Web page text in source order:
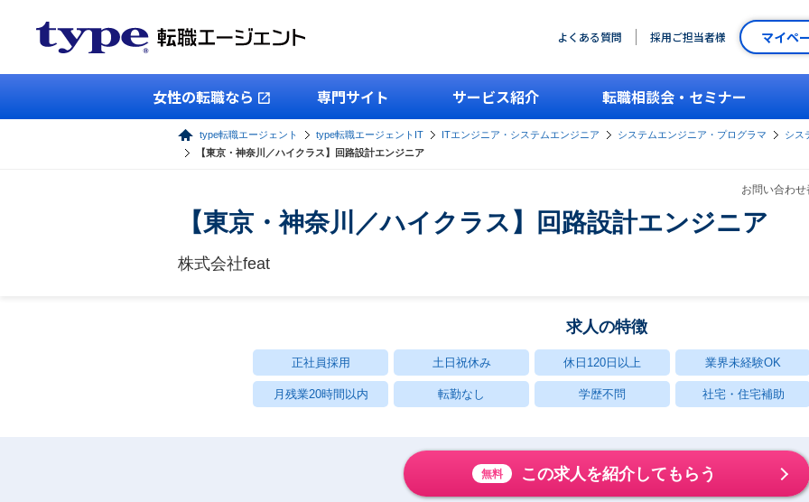
よくある質問 採用ご担当者様 マイペ
女性の転職なら 専門サイト サービス紹介 転職相談会・セミナー
type転職エージェント type転職エージェントIT ITエンジニア・システムエンジニア システムエンジニア・プログラマ
シス
【東京・神奈川／ハイクラス】回路設計エンジニア
お問い合わ
【東京・神奈川／ハイクラス】回路設計エンジニア
株式会社feat
求人の特徴
正社員採用 土日祝休み 休日120日以上 業界未経験OK
月残業20時間以内 転勤なし 学歴不問 社宅・住宅補助
無料 この求人を紹介してもらう